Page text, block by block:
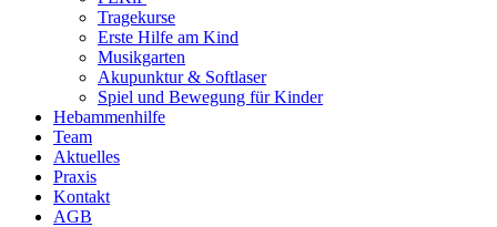
Tragekurse
Erste Hilfe am Kind
Musikgarten
Akupunktur & Softlaser
Spiel und Bewegung für Kinder
Hebammenhilfe
Team
Aktuelles
Praxis
Kontakt
AGB